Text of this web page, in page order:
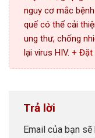
nguy cơ mắc
quế có thể cải
ung thư, chống
lại virus HIV. + Đặt
Trả lời
Email của bạn